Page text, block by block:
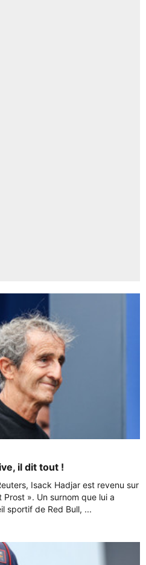
il dit tout !
Isack Hadjar est revenu sur
Prost ». Un surnom que lui a
sportif de Red Bull, ...